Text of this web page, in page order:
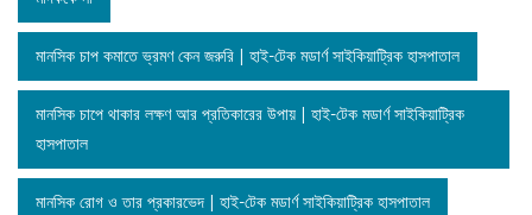
মানসিক চাপ কমাতে ভ্রমণ কেন জরুরি | হাই-টেক মডার্ণ সাইকিয়াট্রিক হাসপাতাল
মানসিক চাপে থাকার লক্ষণ আর প্রতিকারের উপায় | হাই-টেক মডার্ণ সাইকিয়াট্রিক
হাসপাতাল
মানসিক রোগ ও তার প্রকারভেদ | হাই-টেক মডার্ণ সাইকিয়াট্রিক হাসপাতাল